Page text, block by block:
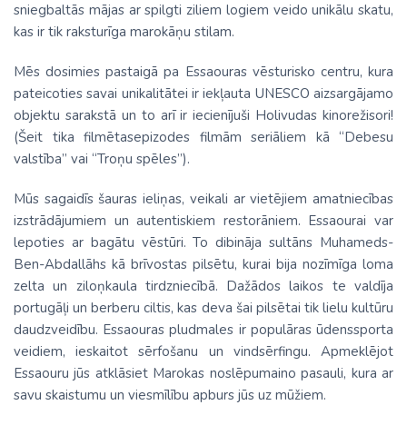
sniegbaltās mājas ar spilgti ziliem logiem veido unikālu skatu,
kas ir tik raksturīga marokāņu stilam.
Mēs dosimies pastaigā pa Essaouras vēsturisko centru, kura
pateicoties savai unikalitātei ir iekļauta UNESCO aizsargājamo
objektu sarakstā un to arī ir iecienījuši Holivudas kinorežisori!
(Šeit tika filmētasepizodes filmām seriāliem kā “Debesu
valstība” vai “Troņu spēles”).
Mūs sagaidīs šauras ieliņas, veikali ar vietējiem amatniecības
izstrādājumiem un autentiskiem restorāniem. Essaourai var
lepoties ar bagātu vēstūri. To dibināja sultāns Muhameds-
Ben-Abdallāhs kā brīvostas pilsētu, kurai bija nozīmīga loma
zelta un ziloņkaula tirdzniecībā. Dažādos laikos te valdīja
portugāļi un berberu ciltis, kas deva šai pilsētai tik lielu kultūru
daudzveidību. Essaouras pludmales ir populāras ūdenssporta
veidiem, ieskaitot sērfošanu un vindsērfingu. Apmeklējot
Essaouru jūs atklāsiet Marokas noslēpumaino pasauli, kura ar
savu skaistumu un viesmīlību apburs jūs uz mūžiem.